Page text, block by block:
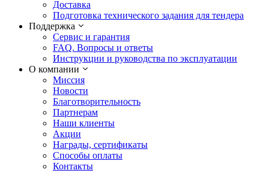
Доставка
Подготовка технического задания для тендера
Поддержка
Сервис и гарантия
FAQ. Вопросы и ответы
Инструкции и руководства по эксплуатации
О компании
Миссия
Новости
Благотворительность
Партнерам
Наши клиенты
Акции
Награды, сертификаты
Способы оплаты
Контакты